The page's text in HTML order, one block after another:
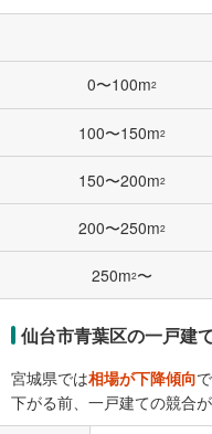
0〜100m2
100〜150m2
150〜200m2
200〜250m2
250m2〜
仙台市青葉区の一戸建
宮城県では相場が下降傾向で
下がる前、一戸建ての競合